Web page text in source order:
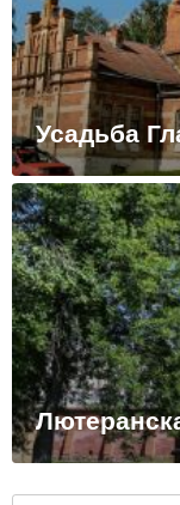
Усадьба